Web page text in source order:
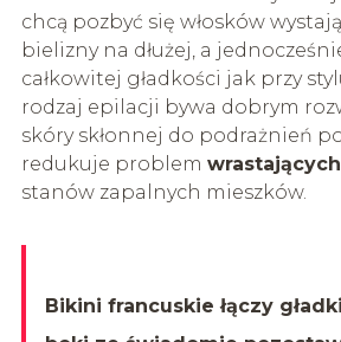
chcą pozbyć się włosków
bielizny na dłużej, a
całkowitej gładkości jak przy
rodzaj epilacji bywa dobrym
skóry skłonnej do podrażnień
redukuje problem
stanów zapalnych mieszków.
Bikini francuskie łączy